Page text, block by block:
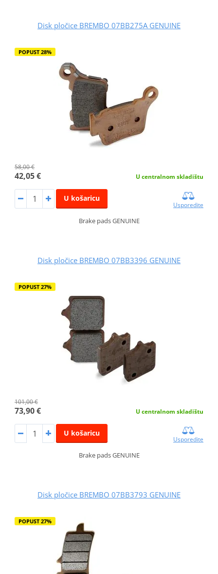
Disk pločice BREMBO 07BB275A GENUINE
POPUST 28%
58,00 €
42,05 € U centralnom skladištu
U košaricu
Usporedite
Brake pads GENUINE
Disk pločice BREMBO 07BB3396 GENUINE
POPUST 27%
101,00 €
73,90 € U centralnom skladištu
U košaricu
Usporedite
Brake pads GENUINE
Disk pločice BREMBO 07BB3793 GENUINE
POPUST 27%